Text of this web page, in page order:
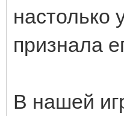
настолько
признала
В нашей